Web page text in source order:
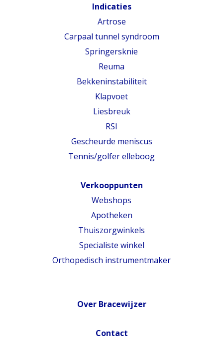
Indicaties
Artrose
Carpaal tunnel syndroom
Springersknie
Reuma
Bekkeninstabiliteit
Klapvoet
Liesbreuk
RSI
Gescheurde meniscus
Tennis/golfer elleboog
Verkooppunten
Webshops
Apotheken
Thuiszorgwinkels
Specialiste winkel
Orthopedisch instrumentmaker
Over Bracewijzer
Contact